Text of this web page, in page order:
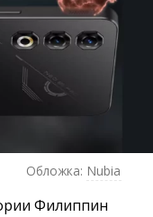
Обложка: Nubia
Филиппин